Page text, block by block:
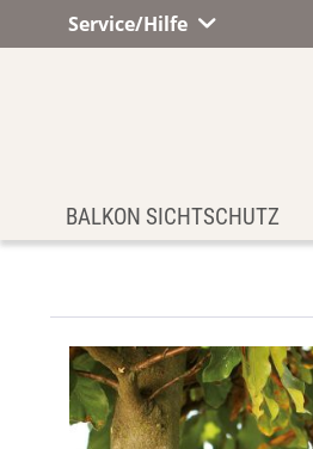
Service/Hilfe
BALKON SICHTSCHUTZ